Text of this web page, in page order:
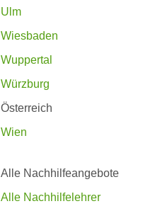
Ulm
Wiesbaden
Wuppertal
Würzburg
Österreich
Wien
Alle Nachhilfeangebote
Alle Nachhilfelehrer